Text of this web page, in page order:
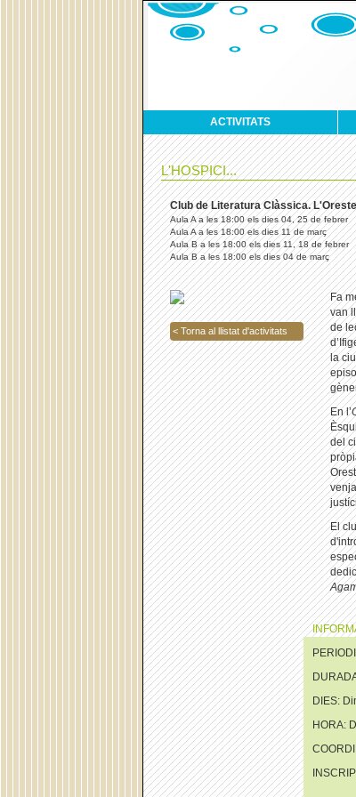
ACTIVITATS
L'HOSPICI...
Club de Literatura Clàssica.
Aula A a les 18:00 els dies 04, 25 de febrer
Aula A a les 18:00 els dies 11 de març
Aula B a les 18:00 els dies 11, 18 de febrer
Aula B a les 18:00 els dies 04 de març
< Torna al llistat d'activitats
Fa
van
de
la
En l’
del
El
DIES:
HORA: